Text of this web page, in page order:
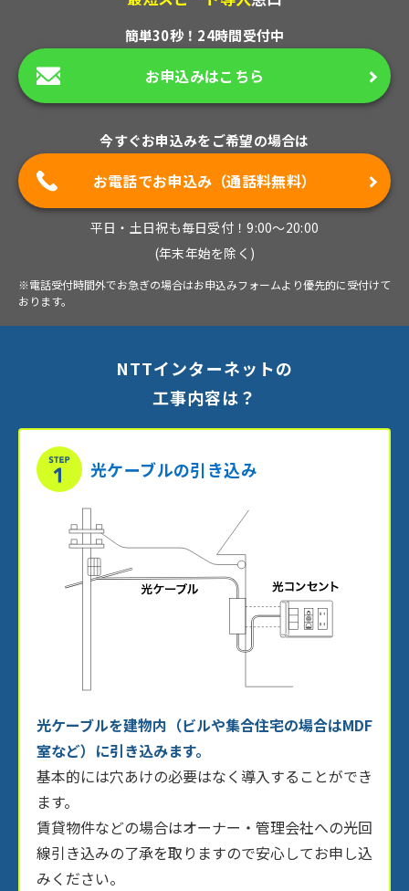
簡単30秒！24時間受付中
お申込みはこちら
今すぐお申込みをご希望の場合は
お電話でお申込み（通話料無料）
平日・土日祝も毎日受付！9:00～20:00
(年末年始を除く)
※電話受付時間外でお急ぎの場合はお申込みフォームより優先的に受付けて
おります。
NTTインターネットの
工事内容は？
光ケーブルの引き込み
光ケーブルを建物内（ビルや集合住宅の場合はMDF
室など）に引き込みます。
基本的には穴あけの必要はなく導入することができ
ます。
賃貸物件などの場合はオーナー・管理会社への光回
線引き込みの了承を取りますので安心してお申し込
みください。